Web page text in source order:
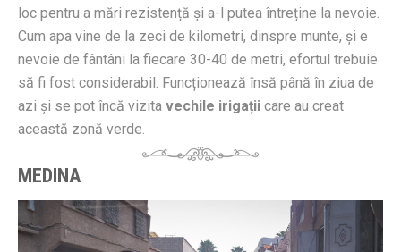
loc pentru a mări rezistență și a-l putea întreține la nevoie.
Cum apa vine de la zeci de kilometri, dinspre munte, și e
nevoie de fântâni la fiecare 30-40 de metri, efortul trebuie
să fi fost considerabil. Funcționează însă până în ziua de
azi și se pot încă vizita vechile irigații care au creat
această zonă verde.
MEDINA